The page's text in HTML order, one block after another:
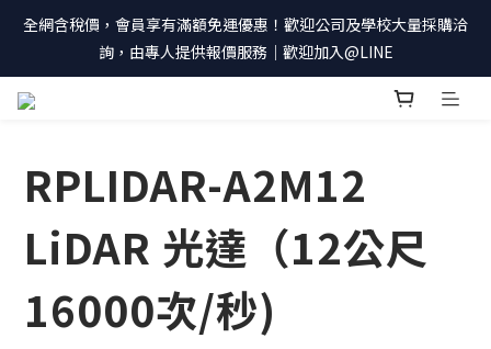
全網含稅價，會員享有滿額免運優惠！歡迎公司及學校大量採購洽
詢，由專人提供報價服務｜歡迎加入@LINE
RPLIDAR-A2M12
LiDAR 光達（12公尺
16000次/秒)